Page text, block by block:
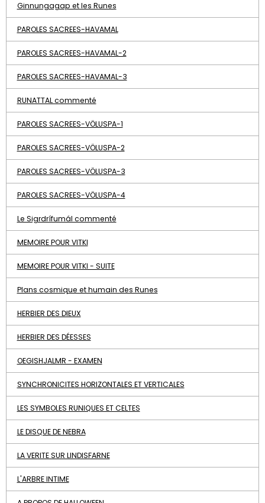
Ginnungagap et les Runes
PAROLES SACREES-HAVAMAL
PAROLES SACREES-HAVAMAL-2
PAROLES SACREES-HAVAMAL-3
RUNATTAL commenté
PAROLES SACREES-VÖLUSPA-1
PAROLES SACREES-VÖLUSPA-2
PAROLES SACREES-VÖLUSPA-3
PAROLES SACREES-VÖLUSPA-4
Le Sigrdrífumál commenté
MEMOIRE POUR VITKI
MEMOIRE POUR VITKI - SUITE
Plans cosmique et humain des Runes
HERBIER DES DIEUX
HERBIER DES DÉESSES
OEGISHJALMR - EXAMEN
SYNCHRONICITES HORIZONTALES ET VERTICALES
LES SYMBOLES RUNIQUES ET CELTES
LE DISQUE DE NEBRA
LA VERITE SUR LINDISFARNE
L'ARBRE INTIME